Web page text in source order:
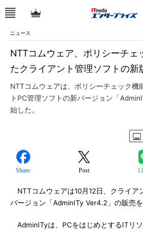
ニュース
NTTコムウェア、ポリシーチェ
たクライアント管理ソフトの新
NTTコムウェアは、ポリシーチェック機
トPC管理ソフトの新バージョン「
始した。
Share Post
NTTコムウェアは10月12日、クライア
バージョン「AdminITy Ver4.2」の販売を
AdminITyは、PCをはじめとするITリ